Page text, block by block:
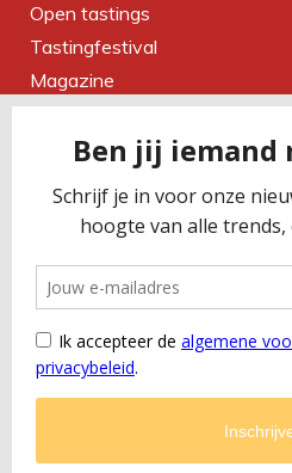
Open tastings
Tastingfestival
Magazine
Over ons
Contact
Smaakbureau Meug
T +32 (0) 479 32 02 66
BTWBE 0675 505 327